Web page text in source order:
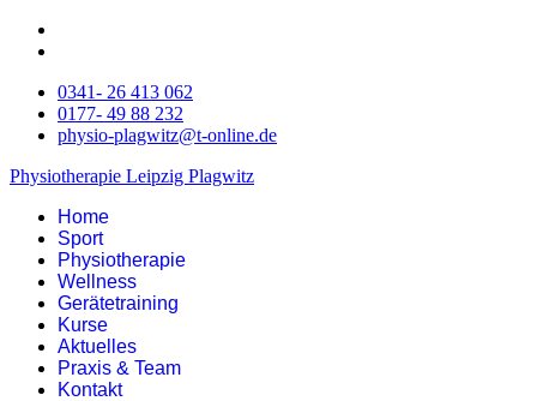
0341- 26 413 062
0177- 49 88 232
physio-plagwitz@t-online.de
Physiotherapie Leipzig Plagwitz
Home
Sport
Physiotherapie
Wellness
Gerätetraining
Kurse
Aktuelles
Praxis & Team
Kontakt